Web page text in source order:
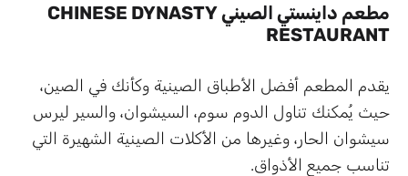
مطعم داينستي الصيني CHINESE DYNASTY
RESTAURANT
يقدم المطعم أفضل الأطباق الصينية وكأنك في الصين،
حيث يُمكنك تناول الدوم سوم، السيشوان، والسير ليرس
سيشوان الحار، وغيرها من الأكلات الصينية الشهيرة التي
تناسب جميع الأذواق.